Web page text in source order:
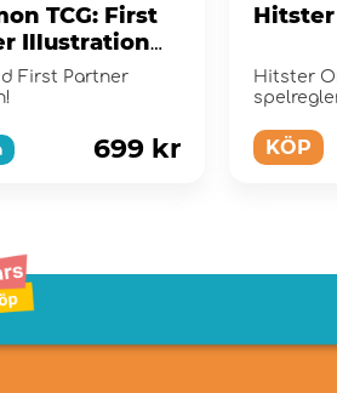
TCG: First
Illustration
- Series 2
First Partner
699 kr
Hitster
Hitster
KÖP